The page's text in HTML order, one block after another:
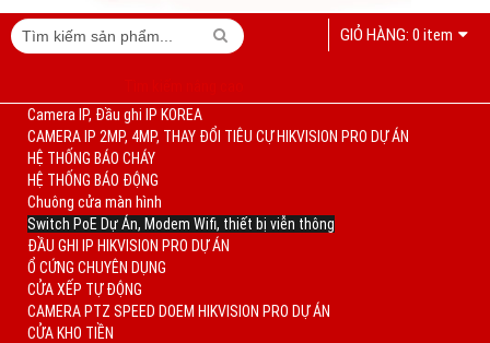
GIỎ HÀNG: 0 item
Camera IP, Đầu ghi IP KOREA
CAMERA IP 2MP, 4MP, THAY ĐỔI TIÊU CỰ HIKVISION PRO DỰ ÁN
HỆ THỐNG BÁO CHÁY
HỆ THỐNG BÁO ĐỘNG
Chuông cửa màn hình
Switch PoE Dự Án, Modem Wifi, thiết bị viễn thông
ĐẦU GHI IP HIKVISION PRO DỰ ÁN
Ổ CỨNG CHUYÊN DỤNG
CỬA XẾP TỰ ĐỘNG
CAMERA PTZ SPEED DOEM HIKVISION PRO DỰ ÁN
CỬA KHO TIỀN